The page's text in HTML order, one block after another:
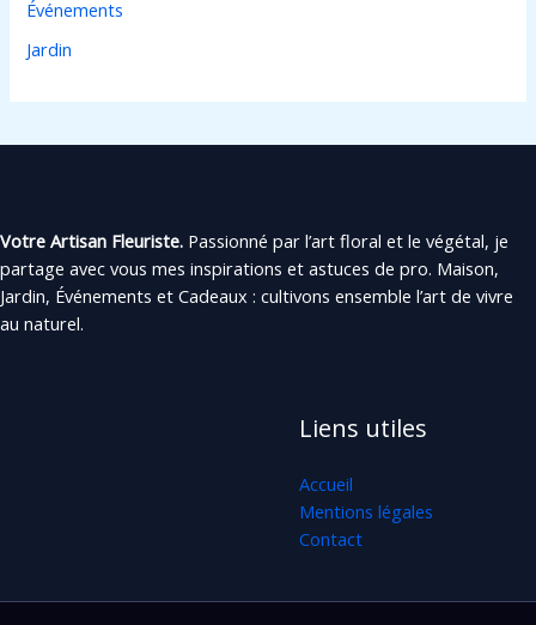
Événements
Jardin
Votre Artisan Fleuriste. Passionné par l’art floral et le végétal, je
partage avec vous mes inspirations et astuces de pro. Maison,
Jardin, Événements et Cadeaux : cultivons ensemble l’art de vivre
au naturel.
Liens utiles
Accueil
Mentions légales
Contact